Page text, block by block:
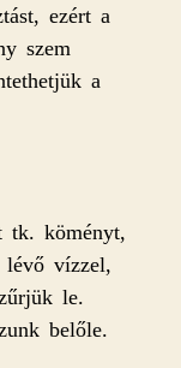
ezért a
szem
a
tk. köményt,
lévő vízzel,
le.
belőle.